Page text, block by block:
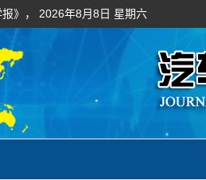
》， 2026年8月8日 星期六